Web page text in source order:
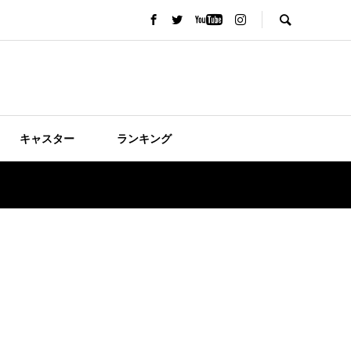
キャスター ランキング